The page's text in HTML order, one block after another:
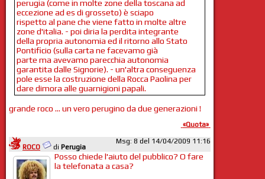
perugia (come in molte zone della toscana ad
eccezione ad es di grosseto) è sciapo
rispetto al pane che viene fatto in molte altre
zone d'italia. - poi diria la perdita integrante
della propria autonomia ed il ritorno allo Stato
Pontificio (sulla carta ne facevamo già
parte ma avevamo parecchia autonomia
garantita dalle Signorie). - un'altra conseguenza
pole esse la costruzione della Rocca Paolina per
dare dimora alle guarnigioni papali.
grande roco ... un vero perugino da due generazioni !
«Quota»
ROCO di Perugia
Msg: 8 del 14/04/2009 11:16
Posso chiede l'aiuto del pubblico? O fare
la telefonata a casa?